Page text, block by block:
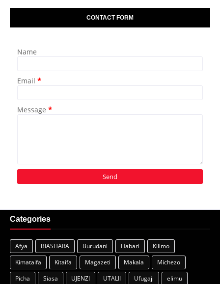
CONTACT FORM
Name
Email *
Message *
Categories
Afya BIASHARA Burudani Habari
Kilimo
Kimataifa
Kitaifa Magazeti Makala
Michezo
Picha
Siasa UJENZI UTALII Ufugaji
elimu